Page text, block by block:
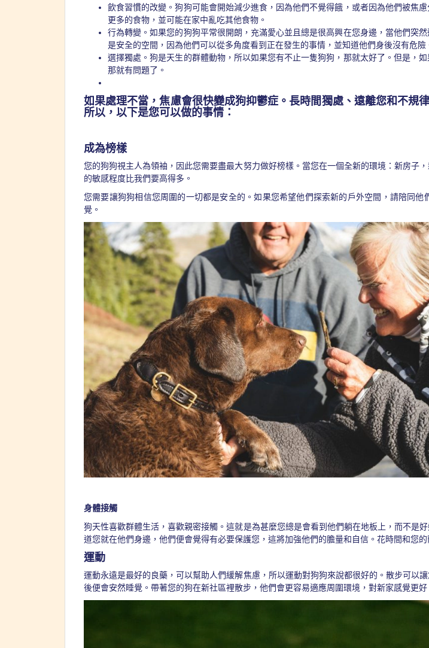
飲食習慣的改變。狗狗可能會開始減少進食，因為他們不覺得餓，或者因為他們被焦
更多的食物，並可能在家中亂吃其他食物。
行為轉變。如果您的狗狗平常很開朗，充滿愛心並且總是很高興在您身邊，當他們突
是安全的空間，因為他們可以從多角度看到正在發生的事情，並知道他們身後沒有危
選擇獨處。狗是天生的群體動物，所以如果您有不止一隻狗狗，那就太好了。但是，
那就有問題了。
如果處理不當，焦慮會很快變成狗抑鬱症。長時間獨處、遠離您和不規
所以，以下是您可以做的事情：
成為榜樣
您的狗狗視主人為領袖，因此您需要盡最大努力做好榜樣。當您在一個全新的環境：新房子
的敏感程度比我們要高得多。
您需要讓狗狗相信您周圍的一切都是安全的。如果您希望他們探索新的戶外空間，請陪同
覺。
身體接觸
狗天性喜歡群體生活，喜歡親密接觸。這就是為甚麼您總是會看到他們躺在地板上，而不是
道您就在他們身邊，他們便會覺得有必要保護您，這將加強他們的膽量和自信。花時間和您
運動
運動永遠是最好的良藥，可以幫助人們緩解焦慮，所以運動對狗狗來說都很好的。散步可以
後便會安然睡覺。帶著您的狗在新社區裡散步，他們會更容易適應周圍環境，對新家感覺更好